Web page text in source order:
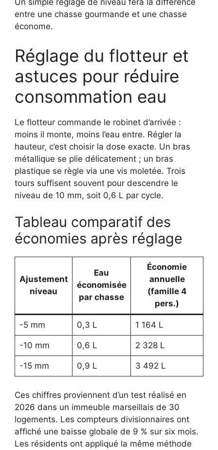
Un simple réglage de niveau fera la différence
entre une chasse gourmande et une chasse
économe.
Réglage du flotteur et
astuces pour réduire
consommation eau
Le flotteur commande le robinet d’arrivée :
moins il monte, moins l’eau entre. Régler la
hauteur, c’est choisir la dose exacte. Un bras
métallique se plie délicatement ; un bras
plastique se règle via une vis moletée. Trois
tours suffisent souvent pour descendre le
niveau de 10 mm, soit 0,6 L par cycle.
Tableau comparatif des
économies après réglage
Ajustement
niveau
Eau
économisée
par chasse
Économie
annuelle
(famille 4
pers.)
-5 mm 0,3 L 1 164 L
-10 mm 0,6 L 2 328 L
-15 mm 0,9 L 3 492 L
Ces chiffres proviennent d’un test réalisé en
2026 dans un immeuble marseillais de 30
logements. Les compteurs divisionnaires ont
affiché une baisse globale de 9 % sur six mois.
Les résidents ont appliqué la même méthode